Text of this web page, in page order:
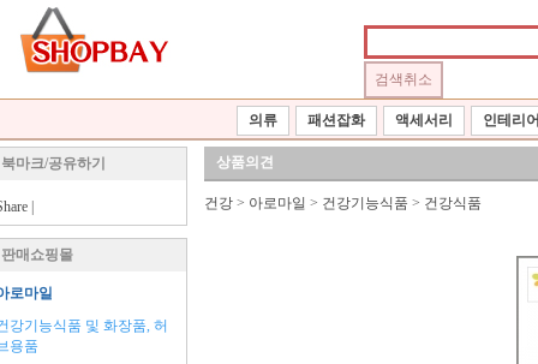
의류 패션잡화 액세서리 인테리
북마크/공유하기
판매쇼핑몰
로마일
강기능식품 및 화장품, 허
용품
상품의견
건강 > 아로마일 > 건강기능식품 > 건강식품